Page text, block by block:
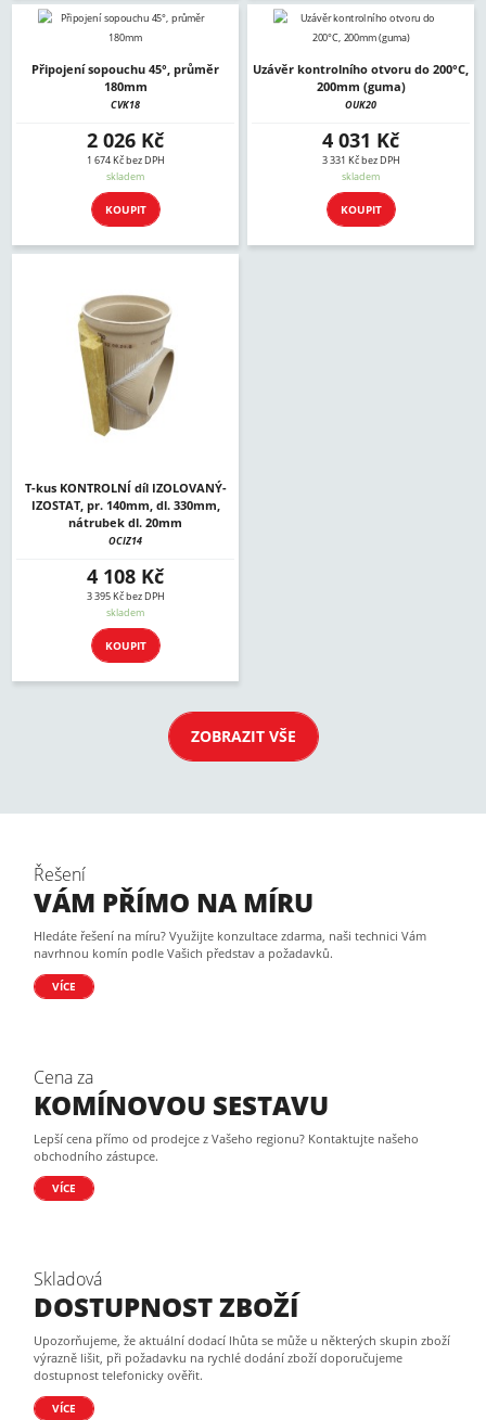
Připojení sopouchu 45°, průměr
180mm
CVK18
2 026 Kč
1 674 Kč bez DPH
skladem
KOUPIT
Uzávěr kontrolního otvoru do 200°C,
200mm (guma)
OUK20
4 031 Kč
3 331 Kč bez DPH
skladem
KOUPIT
T-kus KONTROLNÍ díl IZOLOVANÝ-
IZOSTAT, pr. 140mm, dl. 330mm,
nátrubek dl. 20mm
OCIZ14
4 108 Kč
3 395 Kč bez DPH
skladem
KOUPIT
ZOBRAZIT VŠE
Řešení
VÁM PŘÍMO NA MÍRU
Hledáte řešení na míru? Využijte konzultace zdarma, naši technici Vám
navrhnou komín podle Vašich představ a požadavků.
VÍCE
Cena za
KOMÍNOVOU SESTAVU
Lepší cena přímo od prodejce z Vašeho regionu? Kontaktujte našeho
obchodního zástupce.
VÍCE
Skladová
DOSTUPNOST ZBOŽÍ
Upozorňujeme, že aktuální dodací lhůta se může u některých skupin zboží
výrazně lišit, při požadavku na rychlé dodání zboží doporučujeme
dostupnost telefonicky ověřit.
VÍCE